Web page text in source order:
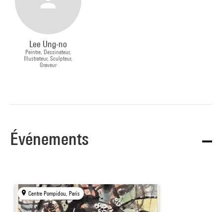
Lee Ung-no
Peintre, Dessinateur,
Illustrateur, Sculpteur,
Graveur
Événements
Centre Pompidou, Paris